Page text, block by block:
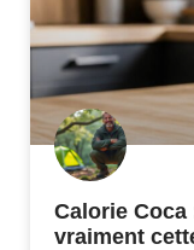
Calorie
vraiment